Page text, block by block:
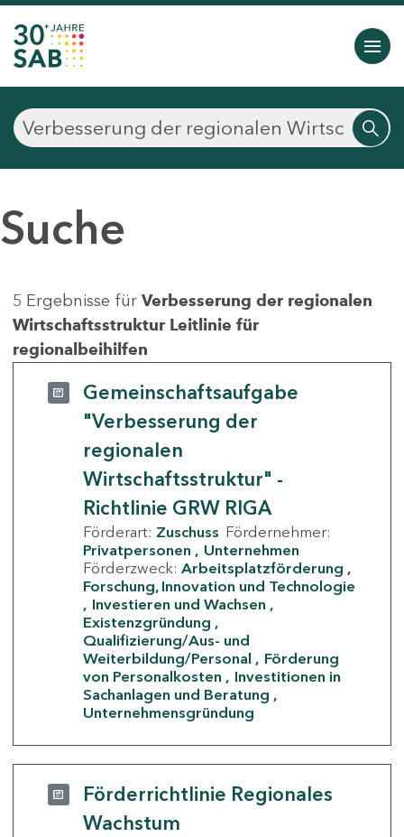
Suche
5 Ergebnisse für Verbesserung der regionalen
Wirtschaftsstruktur Leitlinie für
regionalbeihilfen
Gemeinschaftsaufgabe
"Verbesserung der
regionalen
Wirtschaftsstruktur" -
Richtlinie GRW RIGA
Förderart: Zuschuss Fördernehmer:
Privatpersonen
Unternehmen
Förderzweck: Arbeitsplatzförderung
Forschung, Innovation und Technologie
Investieren und Wachsen
Existenzgründung
Qualifizierung/Aus- und
Weiterbildung/Personal
Förderung
von Personalkosten
Investitionen in
Sachanlagen und Beratung
Unternehmensgründung
Förderrichtlinie Regionales
Wachstum